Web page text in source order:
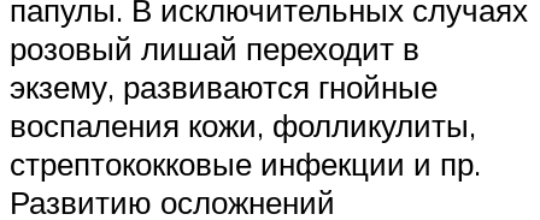
папулы. В исключительных случаях
розовый лишай переходит в
экзему, развиваются гнойные
воспаления кожи, фолликулиты,
стрептококковые инфекции и пр.
Развитию осложнений